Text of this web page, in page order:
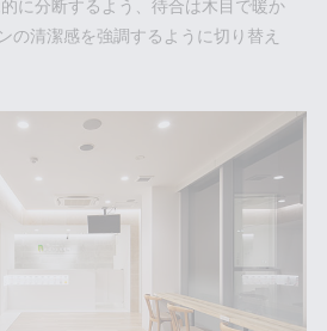
に分断するよう、待合は木目で暖か
の清潔感を強調するように切り替え